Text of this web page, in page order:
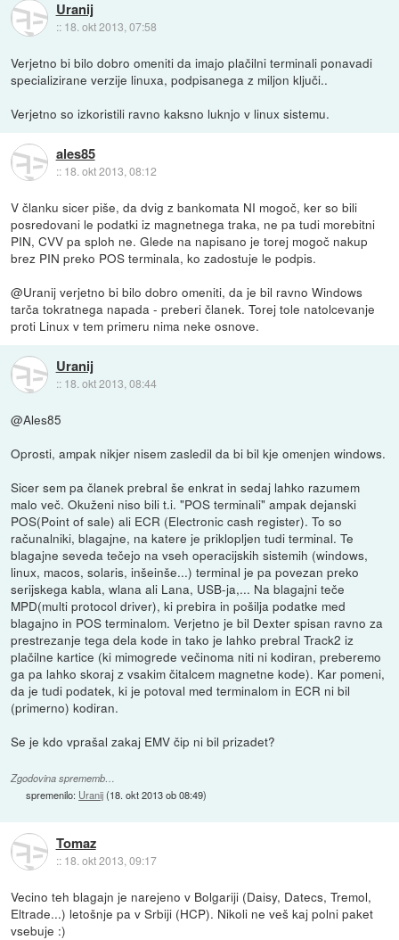
Uranij
:: 18. okt 2013, 07:58
Verjetno bi bilo dobro omeniti da imajo plačilni terminali ponavadi
specializirane verzije linuxa, podpisanega z miljon ključi..
Verjetno so izkoristili ravno kaksno luknjo v linux sistemu.
ales85
:: 18. okt 2013, 08:12
V članku sicer piše, da dvig z bankomata NI mogoč, ker so bili
posredovani le podatki iz magnetnega traka, ne pa tudi morebitni
PIN, CVV pa sploh ne. Glede na napisano je torej mogoč nakup
brez PIN preko POS terminala, ko zadostuje le podpis.
@Uranij verjetno bi bilo dobro omeniti, da je bil ravno Windows
tarča tokratnega napada - preberi članek. Torej tole natolcevanje
proti Linux v tem primeru nima neke osnove.
Uranij
:: 18. okt 2013, 08:44
@Ales85
Oprosti, ampak nikjer nisem zasledil da bi bil kje omenjen windows.
Sicer sem pa članek prebral še enkrat in sedaj lahko razumem
malo več. Okuženi niso bili t.i. "POS terminali" ampak dejanski
POS(Point of sale) ali ECR (Electronic cash register). To so
računalniki, blagajne, na katere je priklopljen tudi terminal. Te
blagajne seveda tečejo na vseh operacijskih sistemih (windows,
linux, macos, solaris, inšeinše...) terminal je pa povezan preko
serijskega kabla, wlana ali Lana, USB-ja,... Na blagajni teče
MPD(multi protocol driver), ki prebira in pošilja podatke med
blagajno in POS terminalom. Verjetno je bil Dexter spisan ravno za
prestrezanje tega dela kode in tako je lahko prebral Track2 iz
plačilne kartice (ki mimogrede večinoma niti ni kodiran, preberemo
ga pa lahko skoraj z vsakim čitalcem magnetne kode). Kar pomeni,
da je tudi podatek, ki je potoval med terminalom in ECR ni bil
(primerno) kodiran.
Se je kdo vprašal zakaj EMV čip ni bil prizadet?
Zgodovina sprememb…
spremenilo: Uranij(18. okt 2013 ob 08:49)
Tomaz
:: 18. okt 2013, 09:17
Vecino teh blagajn je narejeno v Bolgariji (Daisy, Datecs, Tremol,
Eltrade...) letošnje pa v Srbiji (HCP). Nikoli ne veš kaj polni paket
vsebuje :)